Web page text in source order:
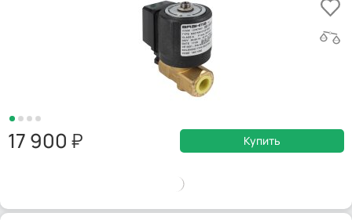
17 900 Купить